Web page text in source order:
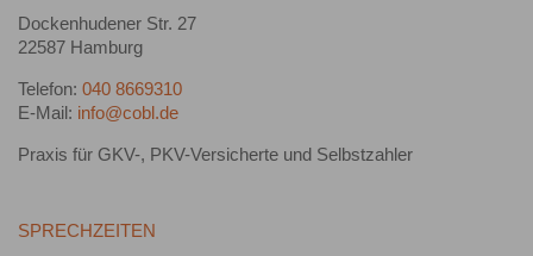
Dockenhudener Str. 27
22587 Hamburg
Telefon: 040 8669310
E-Mail: info@cobl.de
Praxis für GKV-, PKV-Versicherte und Selbstzahler
SPRECHZEITEN